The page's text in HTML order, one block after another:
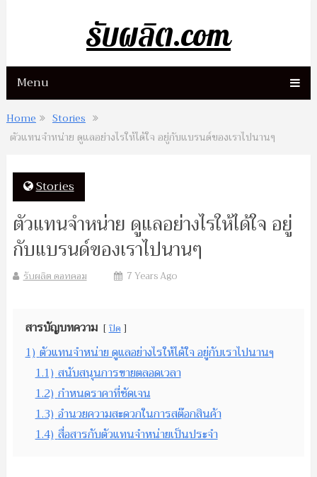
รับผลิต.com
Menu
Home
Stories
ตัวแทนจำหน่าย ดูแลอย่างไรให้ได้ใจ อยู่กับแบรนด์ของเราไปนานๆ
Stories
ตัวแทนจำหน่าย ดูแลอย่างไรให้ได้ใจ อยู่
กับแบรนด์ของเราไปนานๆ
รับผลิต ดอทคอม 7 Years Ago
สารบัญบทความ ปิด
1) ตัวแทนจำหน่าย ดูแลอย่างไรให้ได้ใจ อยู่กับเราไปนานๆ
1.1) สนับสนุนการขายตลอดเวลา
1.2) กำหนดราคาที่ชัดเจน
1.3) อำนวยความสะดวกในการสต๊อกสินค้า
1.4) สื่อสารกับตัวแทนจำหน่ายเป็นประจำ